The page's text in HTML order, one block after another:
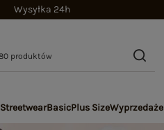
Wysyłka 24h
StreetwearBasicPlus SizeWyprzedaże